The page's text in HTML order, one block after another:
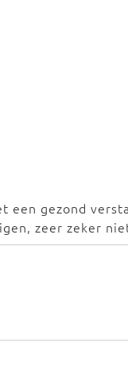
gezond
zeer zeker